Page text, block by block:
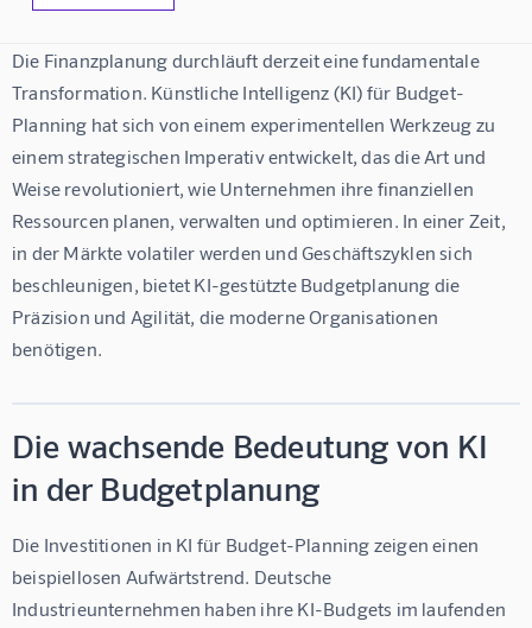
Die Finanzplanung durchläuft derzeit eine fundamentale
Transformation. Künstliche Intelligenz (KI) für Budget-
Planning hat sich von einem experimentellen Werkzeug zu
einem strategischen Imperativ entwickelt, das die Art und
Weise revolutioniert, wie Unternehmen ihre finanziellen
Ressourcen planen, verwalten und optimieren. In einer Zeit,
in der Märkte volatiler werden und Geschäftszyklen sich
beschleunigen, bietet KI-gestützte Budgetplanung die
Präzision und Agilität, die moderne Organisationen
benötigen.
Die wachsende Bedeutung von KI
in der Budgetplanung
Die Investitionen in KI für Budget-Planning zeigen einen
beispiellosen Aufwärtstrend. Deutsche
Industrieunternehmen haben ihre KI-Budgets im laufenden